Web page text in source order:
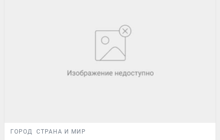
ГОРОД СТРАНА И МИР